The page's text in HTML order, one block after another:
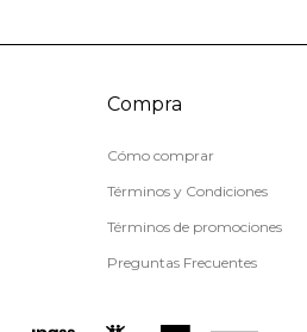
Compra
Cómo comprar
Términos y Condiciones
Términos de promociones
Preguntas Frecuentes